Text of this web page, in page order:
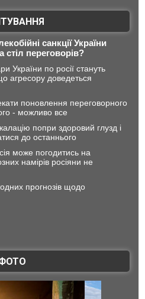
санкції України
стіл переговорів?
України по росії стануть
агресору доведеться
поновлення переговорного
- можливо все
попри здоровий глузд і
до останнього
може погодитись на
намірів росіяни не
прогнозів щодо